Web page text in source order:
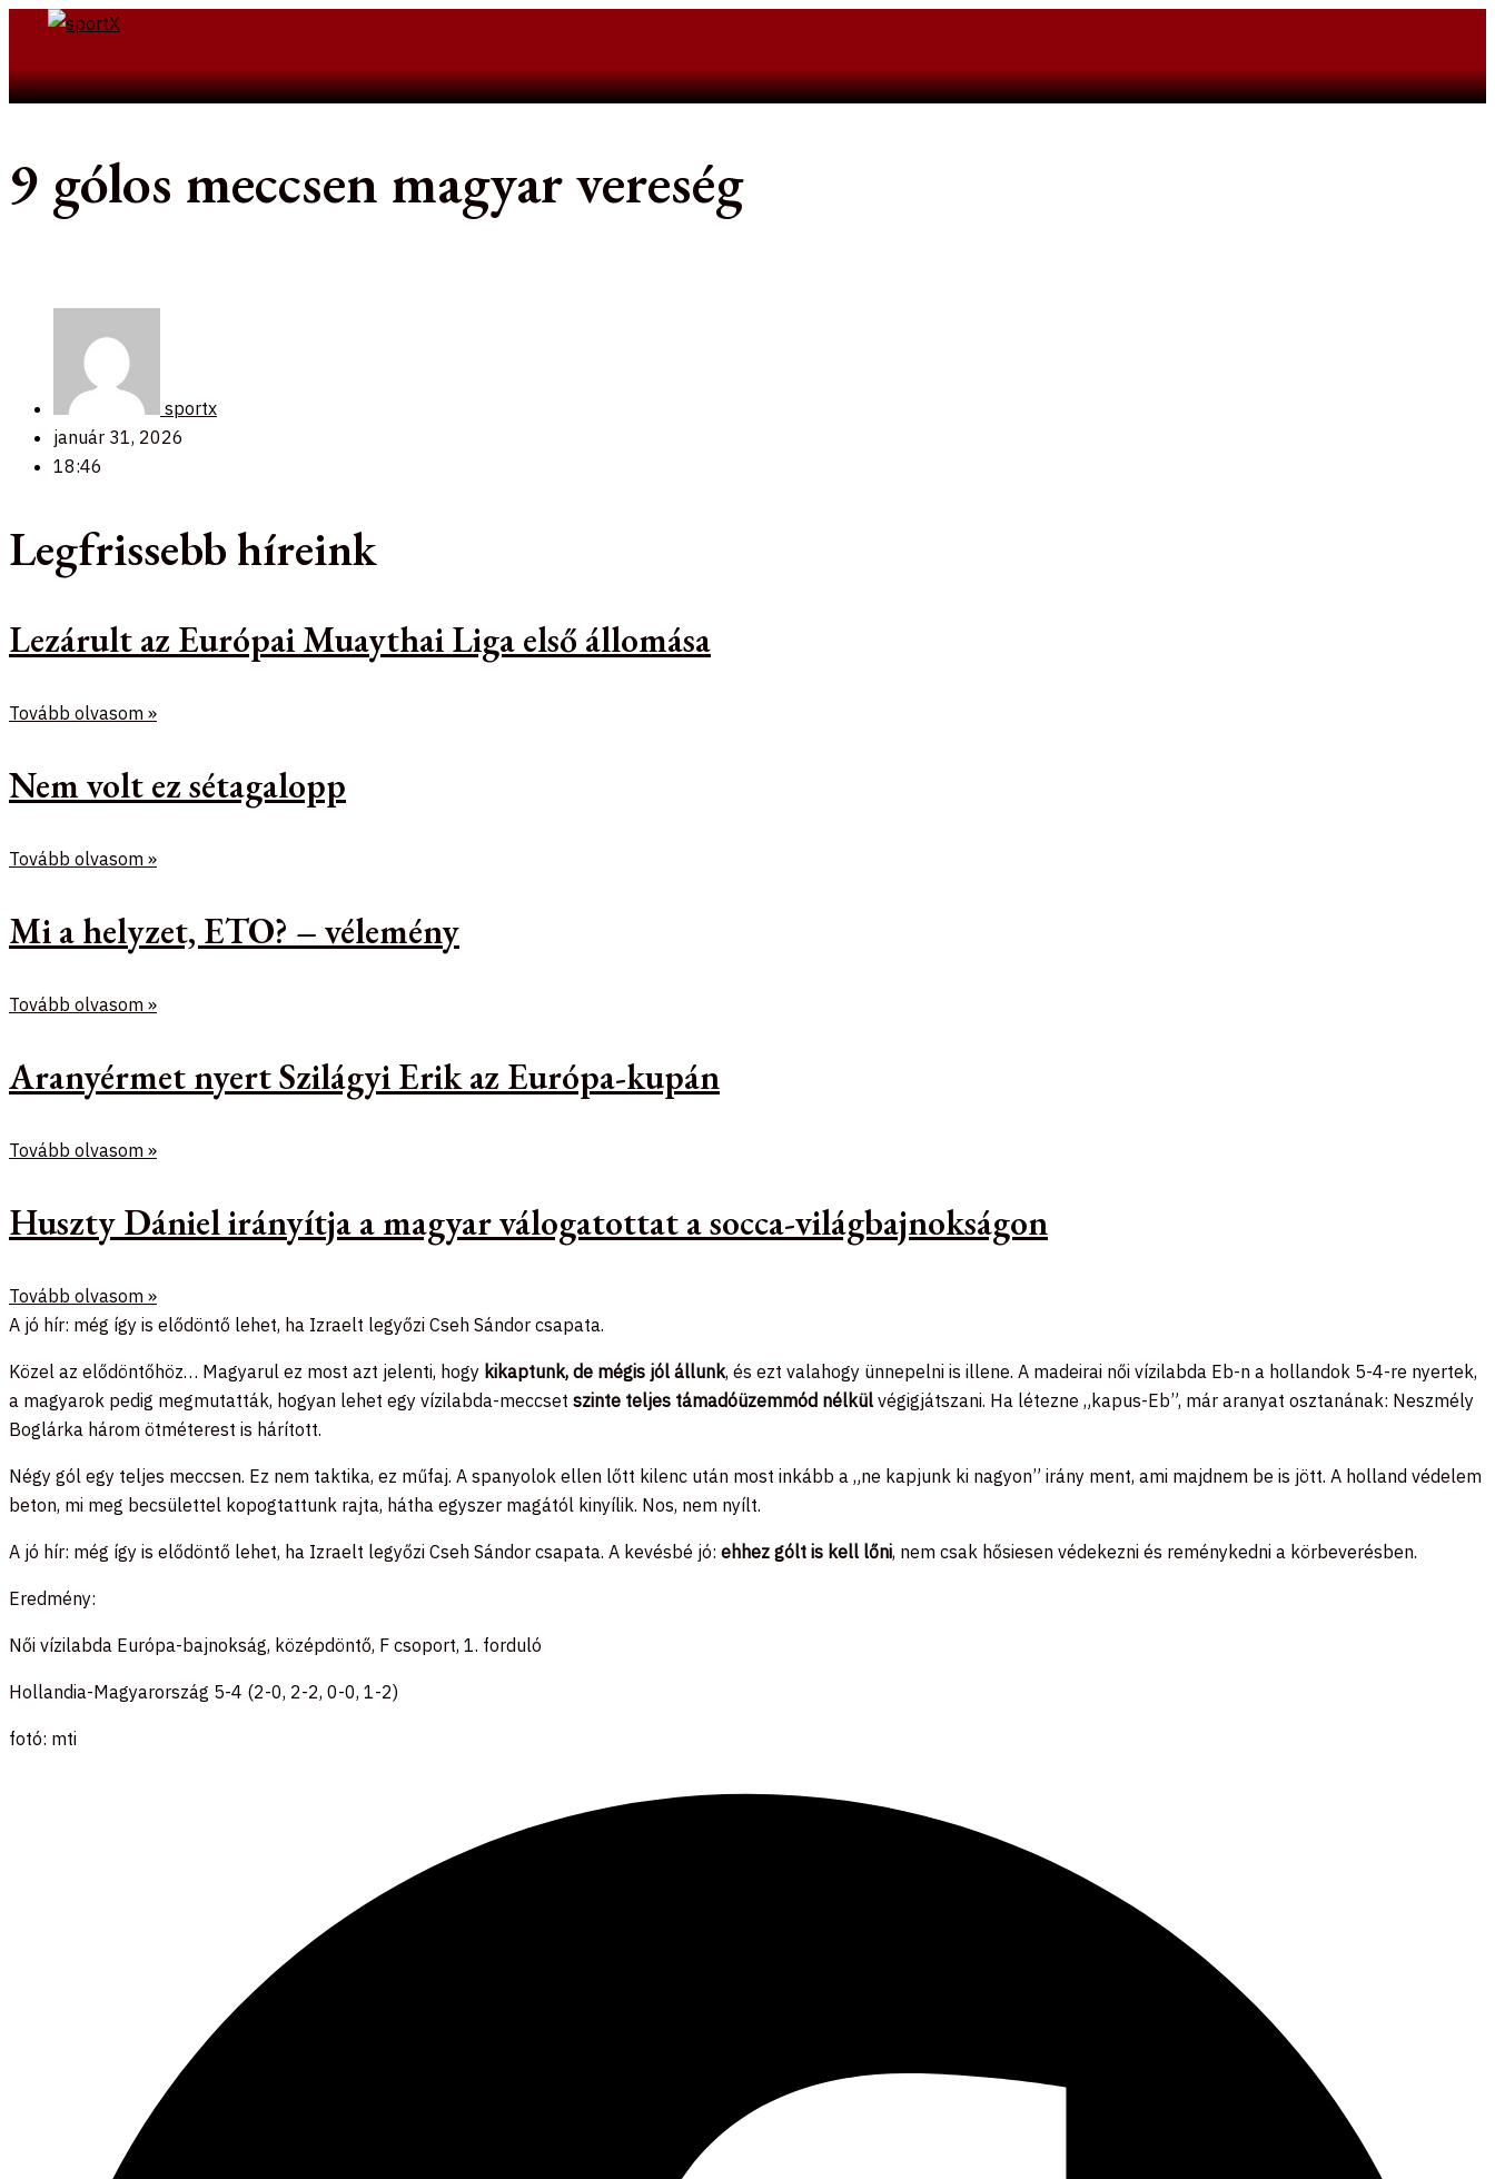
Skip
contentSearch
9 gólos meccsen magyar vereség
sportx
január 31, 2026
18:46
Legfrissebb híreink
Lezárult az Európai Muaythai Liga első állomása
Tovább olvasom »
Nem volt ez sétagalopp
Tovább olvasom »
Mi a helyzet, ETO? – vélemény
Tovább olvasom »
Aranyérmet nyert Szilágyi Erik az Európa-kupán
Tovább olvasom »
Huszty Dániel irányítja a magyar válogatottat a socca-világbajnokságon
Tovább olvasom »
A jó hír: még így is elődöntő lehet, ha Izraelt legyőzi Cseh Sándor csapata.
Közel az elődöntőhöz… Magyarul ez most azt jelenti, hogy kikaptunk, de mégis jól állunk, és ezt valahogy ünnepelni is illene. A madeirai női vízilabda Eb-n a hollandok 5-4-re nyertek,
a magyarok pedig megmutatták, hogyan lehet egy vízilabda-meccset szinte teljes támadóüzemmód nélkül végigjátszani. Ha létezne „kapus-Eb”, már aranyat osztanának: Neszmély
Boglárka három ötméterest is hárított.
Négy gól egy teljes meccsen. Ez nem taktika, ez műfaj. A spanyolok ellen lőtt kilenc után most inkább a „ne kapjunk ki nagyon” irány ment, ami majdnem be is jött. A holland védelem
beton, mi meg becsülettel kopogtattunk rajta, hátha egyszer magától kinyílik. Nos, nem nyílt.
A jó hír: még így is elődöntő lehet, ha Izraelt legyőzi Cseh Sándor csapata. A kevésbé jó: ehhez gólt is kell lőni, nem csak hősiesen védekezni és reménykedni a körbeverésben.
Eredmény:
Női vízilabda Európa-bajnokság, középdöntő, F csoport, 1. forduló
Hollandia-Magyarország 5-4 (2-0, 2-2, 0-0, 1-2)
fotó: mti